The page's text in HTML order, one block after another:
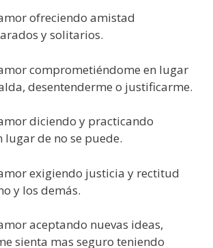
ofreciendo amistad
y solitarios.
comprometiéndome en lugar
desentenderme o justificarme.
diciendo y practicando
lugar de no se puede.
exigiendo justicia y rectitud
y los demás.
aceptando nuevas ideas,
sienta mas seguro teniendo